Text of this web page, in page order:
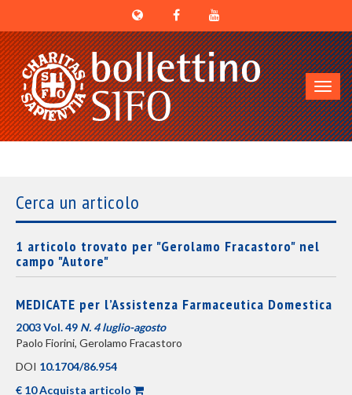
Cerca un articolo
1 articolo trovato per "Gerolamo Fracastoro" nel
campo "Autore"
MEDICATE per l’Assistenza Farmaceutica Domestica
2003 Vol. 49 N. 4 luglio-agosto
Paolo Fiorini, Gerolamo Fracastoro
DOI 10.1704/86.954
€ 10 Acquista articolo